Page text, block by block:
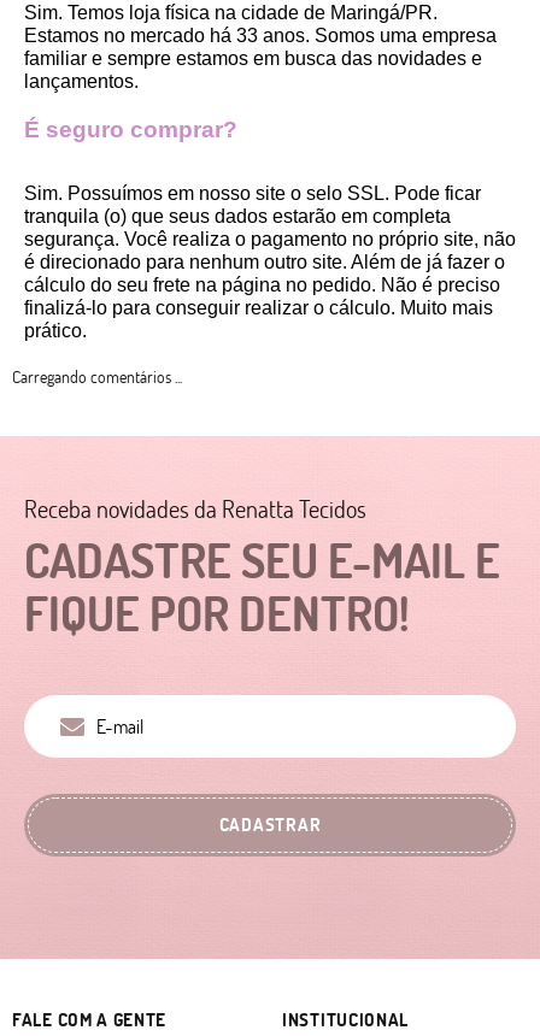
Sim. Temos loja física na cidade de Maringá/PR.
Estamos no mercado há 33 anos. Somos uma empresa
familiar e sempre estamos em busca das novidades e
lançamentos.
É seguro comprar?
Sim. Possuímos em nosso site o selo SSL. Pode ficar
tranquila (o) que seus dados estarão em completa
segurança. Você realiza o pagamento no próprio site, não
é direcionado para nenhum outro site. Além de já fazer o
cálculo do seu frete na página no pedido. Não é preciso
finalizá-lo para conseguir realizar o cálculo. Muito mais
prático.
Carregando comentários ...
CADASTRE SEU E-MAIL E
FIQUE POR DENTRO!
Receba novidades da Renatta Tecidos
CADASTRAR
FALE COM A GENTE INSTITUCIONAL